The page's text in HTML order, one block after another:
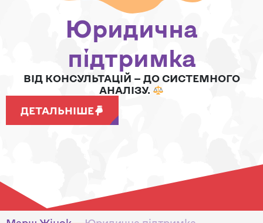
Юридична
підтримка
ВІД КОНСУЛЬТАЦІЙ — ДО СИСТЕМНОГО
АНАЛІЗУ.
ДЕТАЛЬНІШЕ